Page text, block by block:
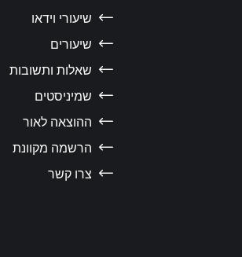
שיעורי וידאו
שיעורים
שאלות ותשובות
שמיניסטים
ההוצאה לאור
הרשמה מקוונת
צרו קשר